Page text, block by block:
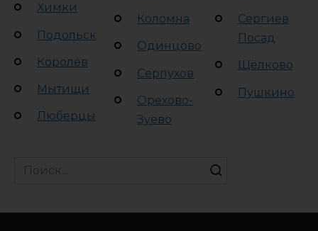
Химки
Подольск
Королёв
Мытищи
Люберцы
Коломна
Одинцово
Серпухов
Орехово-
Зуево
Сергиев
Посад
Щёлково
Пушкино
Search